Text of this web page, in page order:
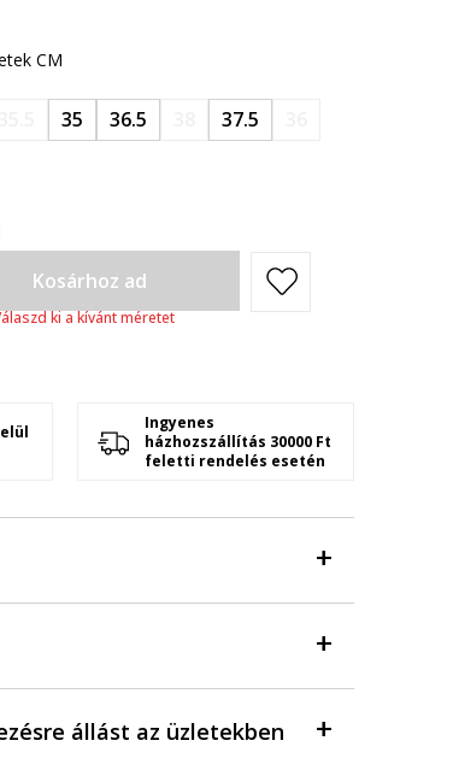
CM
35 36.5 37.5
Kosárhoz ad
ki a kívánt méretet
Ingyenes
házhozszállítás 30000 Ft
feletti rendelés esetén
állást az üzletekben